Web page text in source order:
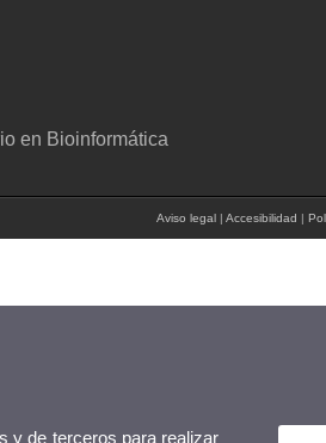
en Bioinformática
Aviso legal | Accesibilidad |
y de terceros para realizar